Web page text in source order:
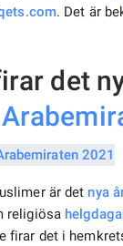
. Det är
det
är det nya
religiösa
firar det i